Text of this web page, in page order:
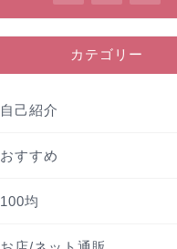
カテゴリー
自己紹介
おすすめ
100均